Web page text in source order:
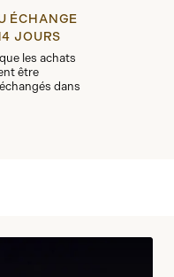
ÉCHANGE
JOURS
les achats
être
dans